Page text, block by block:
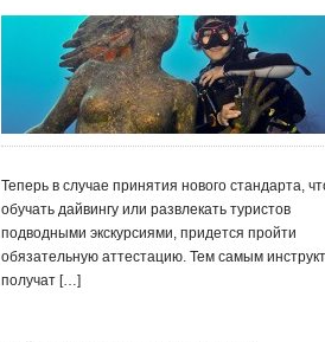
Теперь в случае принятия нового стандарта,
обучать дайвингу или развлекать туристов
подводными экскурсиями, придется пройти
обязательную аттестацию. Тем самым
получат […]